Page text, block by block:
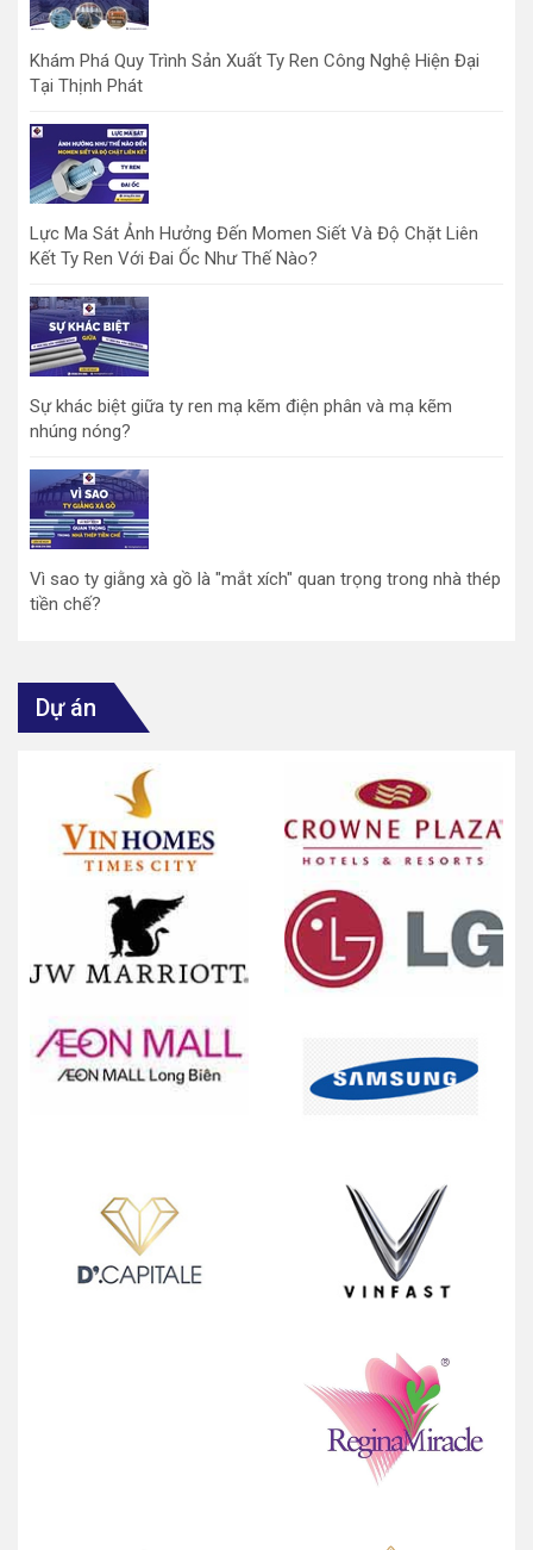
Khám Phá Quy Trình Sản Xuất Ty Ren Công Nghệ Hiện Đại
Tại Thịnh Phát
Lực Ma Sát Ảnh Hưởng Đến Momen Siết Và Độ Chặt Liên
Kết Ty Ren Với Đai Ốc Như Thế Nào?
Sự khác biệt giữa ty ren mạ kẽm điện phân và mạ kẽm
nhúng nóng?
Vì sao ty giằng xà gồ là "mắt xích" quan trọng trong nhà thép
tiền chế?
Dự án